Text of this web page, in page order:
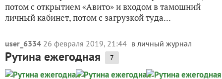
потом с открытием «Авито» и входом в тамошний
личный кабинет, потом с загрузкой туда...
user_6334 26 февраля 2019, 21:44 в личный журнал
Рутина ежегодная 7